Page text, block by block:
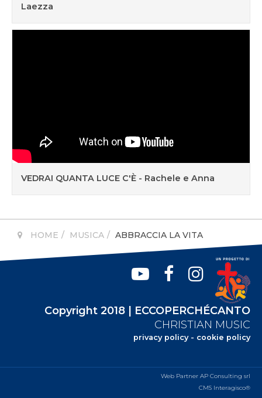
Laezza
VEDRAI QUANTA LUCE C'È - Rachele e Anna
HOME MUSICA ABBRACCIA LA VITA
Copyright 2018 | ECCOPERCHÉCANTO
CHRISTIAN MUSIC
privacy policy- cookie policy
Web Partner AP Consulting srl
CMS Interagisco®